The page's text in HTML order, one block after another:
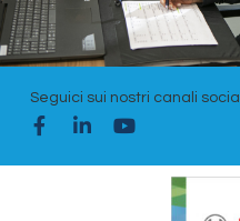
Seguici sui nostri canali social